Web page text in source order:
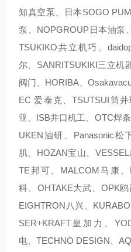
知真空泵、日本SOGO
泵、NOPGROUP日本油泵
TSUKIKO共立机巧、
尔、SANRITSUKIKI三立机
阀门、HORIBA、
EC 爱泰克、TSUTSUI筒
亚、ISB井口机工、OTC焊
UKEN油研、Panasonic松
肌、HOZAN宝山、
TE邦可、MALCOM马康
科、OHTAKE大武、OPK
EIGHTRON八兴、
SER+KRAFT皇加力、
电、TECHNO DESIGN、